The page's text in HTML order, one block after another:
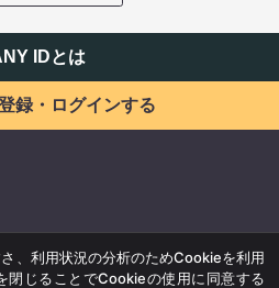
IDとは
録・ログインする
、利用状況の分析のためCookieを利用
閉じることでCookieの使用に同意する